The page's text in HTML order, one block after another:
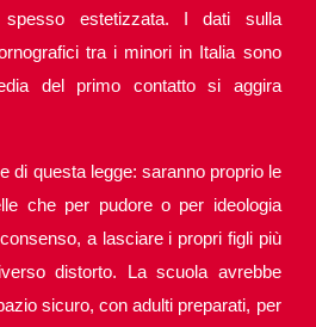
estetizzata. I dati sulla
tra i minori in Italia sono
del primo contatto si aggira
di questa legge: saranno proprio le
che per pudore o per ideologia
a lasciare i propri figli più
distorto. La scuola avrebbe
sicuro, con adulti preparati, per